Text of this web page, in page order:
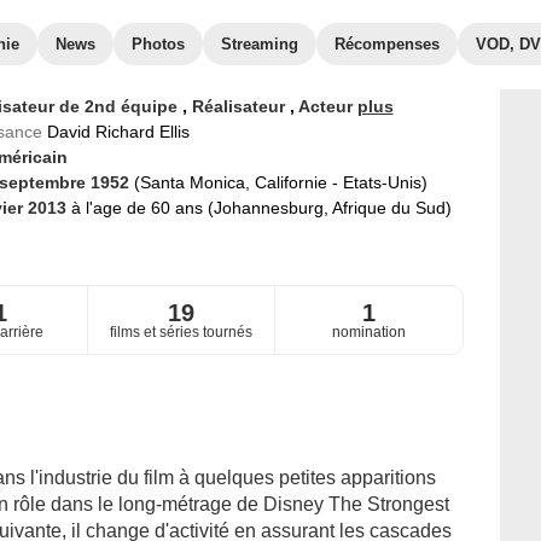
News Photos Streaming Récompenses VOD,
de 2nd équipe , Réalisateur , Acteur plus
David Richard Ellis
1952 (Santa Monica, Californie - Etats-Unis)
2013 à l'age de 60 ans (Johannesburg, Afrique du Sud)
19
films et séries tournés
1
nomination
l'industrie du film à quelques petites apparitions
rôle dans le long-métrage de Disney The Strongest
il change d'activité en assurant les cascades